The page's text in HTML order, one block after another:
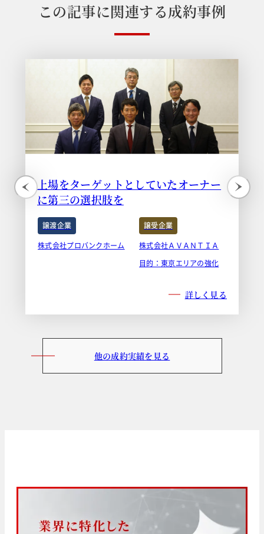
この記事に関連する成約事例
上場をターゲットとしていたオーナー
に第三の選択肢を
譲渡企業
譲受企業
株式会社プロバンクホーム
株式会社ＡＶＡＮＴＩＡ
目的： 東京エリアの強化
詳しく見る
他の成約実績を見る